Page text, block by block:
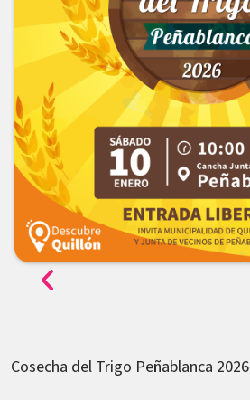
Cosecha del Trigo Peñablanca 2026